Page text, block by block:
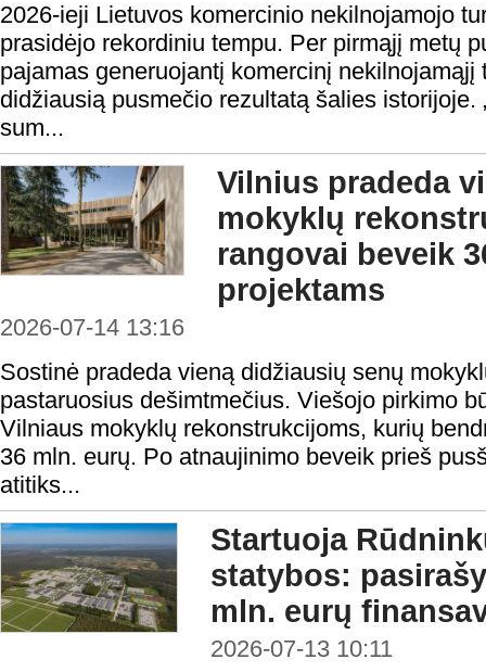
2026-ieji Lietuvos komercinio nekilnojamojo
prasidėjo rekordiniu tempu. Per pirmąjį metų
pajamas generuojantį komercinį
didžiausią pusmečio rezultatą šalies istorijoje.
sum...
Vilnius pradeda
mokyklų
rangovai beveik
projektams
2026-07-14 13:16
Sostinė pradeda vieną didžiausių senų
pastaruosius dešimtmečius. Viešojo pirkimo
Vilniaus mokyklų rekonstrukcijoms, kurių
36 mln. eurų. Po atnaujinimo beveik prieš
atitiks...
Startuoja
statybos:
mln. eurų
2026-07-13 10:11